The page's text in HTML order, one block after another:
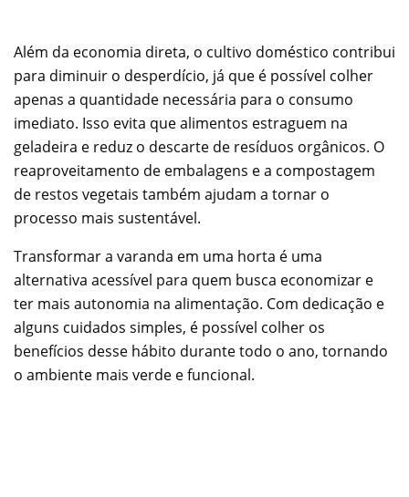
Além da economia direta, o cultivo doméstico contribui
para diminuir o desperdício, já que é possível colher
apenas a quantidade necessária para o consumo
imediato. Isso evita que alimentos estraguem na
geladeira e reduz o descarte de resíduos orgânicos. O
reaproveitamento de embalagens e a compostagem
de restos vegetais também ajudam a tornar o
processo mais sustentável.
Transformar a varanda em uma horta é uma
alternativa acessível para quem busca economizar e
ter mais autonomia na alimentação. Com dedicação e
alguns cuidados simples, é possível colher os
benefícios desse hábito durante todo o ano, tornando
o ambiente mais verde e funcional.